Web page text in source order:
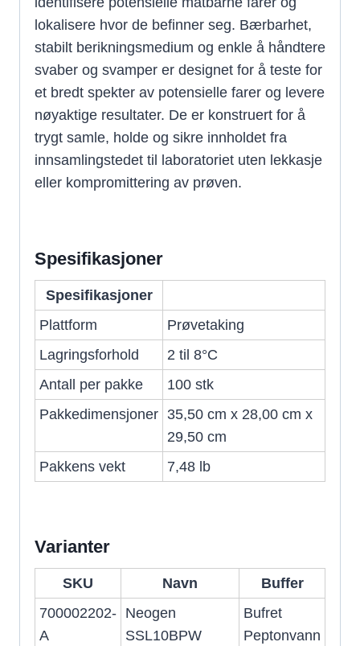
lokalisere hvor de befinner seg. Bærbarhet,
stabilt berikningsmedium og enkle å håndtere
svaber og svamper er designet for å teste for
et bredt spekter av potensielle farer og levere
nøyaktige resultater. De er konstruert for å
trygt samle, holde og sikre innholdet fra
innsamlingstedet til laboratoriet uten lekkasje
eller kompromittering av prøven.
Spesifikasjoner
Spesifikasjoner
Plattform
Prøvetaking
Lagringsforhold
2 til 8°C
Antall per pakke
100 stk
Pakkedimensjoner 35,50 cm x 28,00 cm x
29,50 cm
Pakkens vekt
7,48 lb
Varianter
SKU Navn
Buffer
700002202-
A
Neogen
SSL10BPW
Bufret
Peptonvann